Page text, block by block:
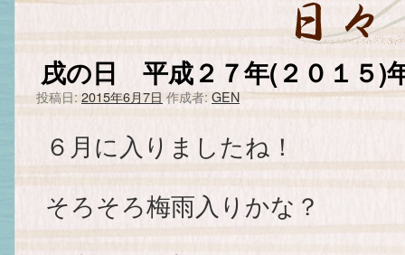
戌の日 平成２７年(２０１５)
投稿日: 2015年6月7日 作成者: GEN
６月に入りましたね！
そろそろ梅雨入りかな？